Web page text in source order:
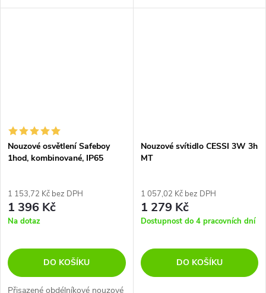
autonomnost. Lze montovat
Nouzové osvětlení Safeboy
1hod, kombinované, IP65
1 153,72 Kč bez DPH
1 396 Kč
Na dotaz
DO KOŠÍKU
Přisazené obdélníkové nouzové
Nouzové svítidlo CESSI 3W 3h
MT
1 057,02 Kč bez DPH
1 279 Kč
Dostupnost do 4 pracovních dní
DO KOŠÍKU